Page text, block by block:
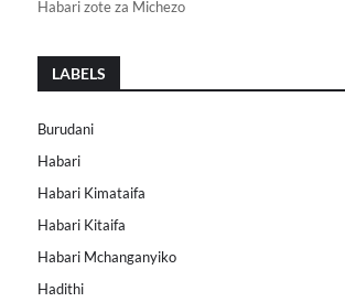
Habari zote za Michezo
LABELS
Burudani
Habari
Habari Kimataifa
Habari Kitaifa
Habari Mchanganyiko
Hadithi